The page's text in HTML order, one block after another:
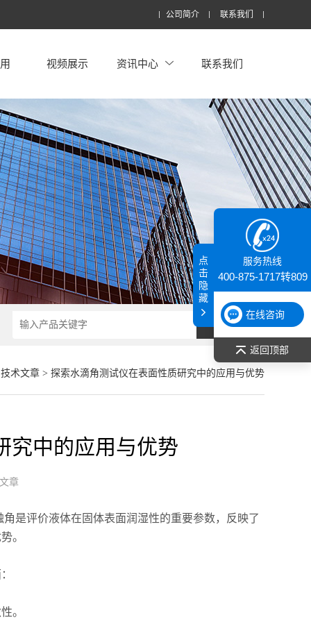
公司简介 联系我们
视频展示 资讯中心 联系我们
技术文章> 探索水滴角测试仪在表面性质研究中的应用与优势
究中的应用与优势
章
是评价液体在固体表面润湿性的重要参数，反映了
。
。
服务热线
400-875-1717转809
在线咨询
返回顶部
点
击
隐
藏